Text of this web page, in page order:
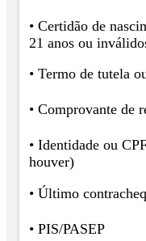
• Certidão de
21 anos ou
• Termo de tutela
• Comprovante de
• Identidade ou
houver)
• Último
• PIS/PASEP